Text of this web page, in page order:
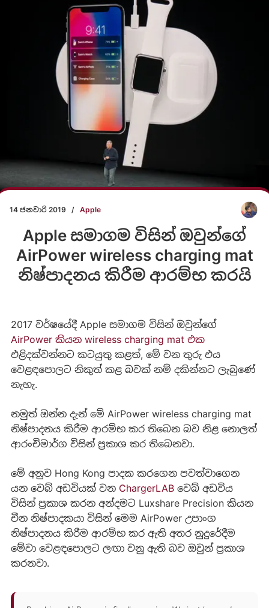
14 ජනවාරි 2019 / Apple
Apple සමාගම විසින් ඔවුන්ගේ
AirPower wireless charging mat
නිෂ්පාදනය කිරීම ආරම්භ කරයි
2017 වර්ෂයේදී Apple සමාගම විසින් ඔවුන්ගේ
AirPower කියන wireless charging mat එක
එළිදක්වන්නට කටයුතු කළත්, මේ වන තුරු එය
වෙළඳපොලට නිකුත් කළ බවක් නම් දකින්නට ලැබුණේ
නැහැ.
නමුත් ඔන්න දැන් මේ AirPower wireless charging mat
නිෂ්පාදනය කිරීම ආරම්භ කර තිබෙන බව නිළ නොලත්
ආරංචිමාර්ග විසින් ප්‍රකාශ කර තිබෙනවා.
මේ අනුව Hong Kong පාදක කරගෙන පවත්වාගෙන
යන වෙබ් අඩවියක් වන ChargerLABවෙබ් අඩවිය
විසින් ප්‍රකාශ කරන අන්දමට Luxshare Precision කියන
චීන නිෂ්පාදකයා විසින් මෙම AirPower උපාංග
නිෂ්පාදනය කිරීම ආරම්භ කර ඇති අතර නුදුරේදීම
මේවා වෙළඳපොලට ලඟා වනු ඇති බව ඔවුන් ප්‍රකාශ
කරනවා.